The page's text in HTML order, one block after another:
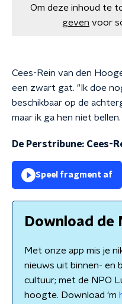
Om deze inhoud te
geven voor
Cees-Rein van den
een zwart gat. "Ik doe
beschikbaar op de
maar ik ga hen niet
De Perstribune: Cees-
Speel fragment af
Download de
Met onze app mis je
nieuws uit binnen- en
cultuur; met de NPO
hoogte. Download 'm